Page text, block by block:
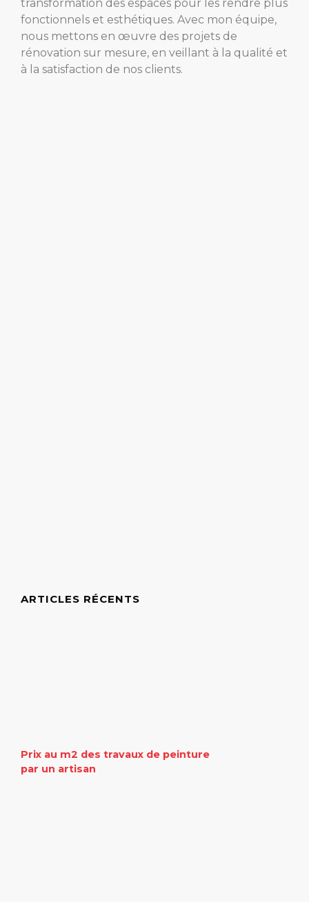
transformation des espaces pour les rendre plus
fonctionnels et esthétiques. Avec mon équipe,
nous mettons en œuvre des projets de
rénovation sur mesure, en veillant à la qualité et
à la satisfaction de nos clients.
ARTICLES RÉCENTS
Prix au m2 des travaux de peinture
par un artisan